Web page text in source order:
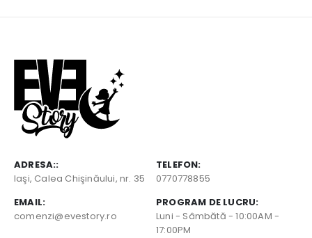
ADRESA::
Iaşi, Calea Chişinăului, nr. 35
TELEFON:
0770778855
EMAIL:
comenzi@evestory.ro
PROGRAM DE LUCRU:
Luni - Sâmbătă - 10:00AM -
17:00PM